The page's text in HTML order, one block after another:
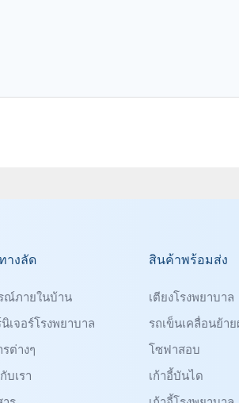
างลัด
ณ์ภายในบ้าน
เจอร์โรงพยาบาล
ต่างๆ
บเรา
สินค้าพร้อมส่ง
เตียงโรงพยาบาล
รถเข็นเคลื่อนย้า
โซฟาสอบ
เก้าอี้บันได